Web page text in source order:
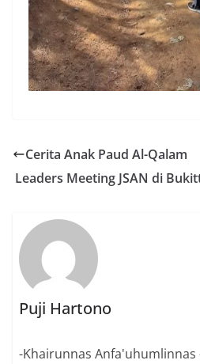
Cerita Anak Paud Al-Qalam
Leaders Meeting JSAN di
Puji Hartono
-Khairunnas